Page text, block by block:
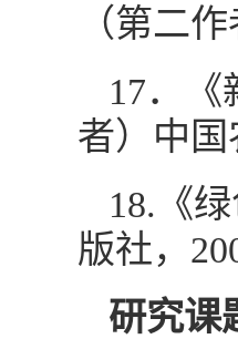
（第二
17．
者）中国
18.《
版社，
研究课